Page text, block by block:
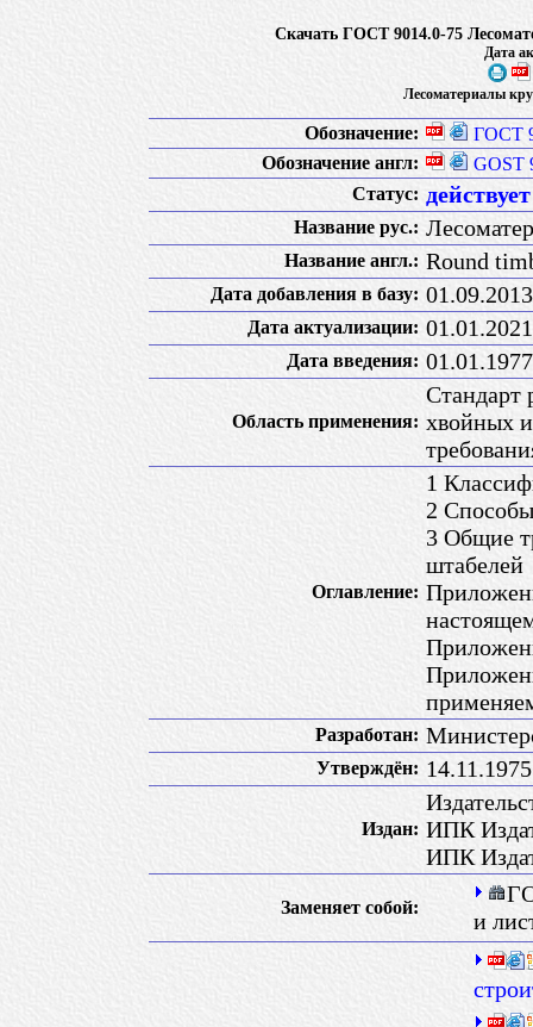
Скачать ГОСТ 9014.0-75
Дата
Лесоматериалы
Обозначение:
ГОСТ
Обозначение англ:
GOST
Статус: действует
Название рус.:
Название англ.: Round
Дата добавления в базу: 01.09.2013
Дата актуализации: 01.01.2021
Дата введения: 01.01.1977
Область применения:
Стандарт
хвойных
Оглавление:
1
2
3 Общие
штабелей
Разработан:
Утверждён:
Издан: ИПК
ИПК
Заменяет собой:
и